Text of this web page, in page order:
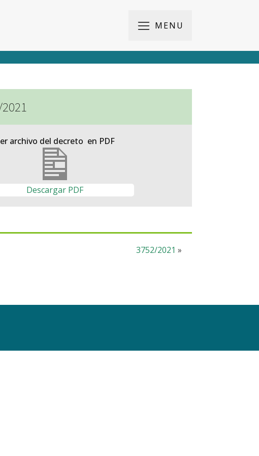
MENU
archivo del decreto en PDF
Descargar PDF
3752/2021 »